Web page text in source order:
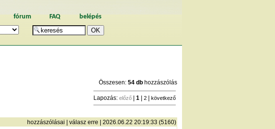
fórum FAQ belépés
Összesen: 54 db hozzászólás
Lapozás: előző 1 2 következő
hozzászólásai válasz erre | 2026.06.22 20:19:33 (5160)